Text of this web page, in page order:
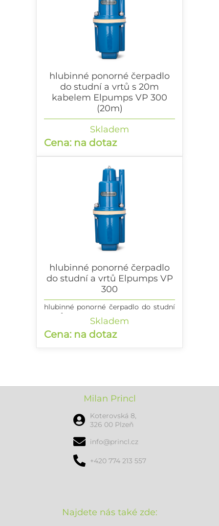
hlubinné ponorné čerpadlo
do studní a vrtů s 20m
kabelem Elpumps VP 300
(20m)
hlubinné ponorné čerpadlo do studní
a vrtů s 20m kabelem
Skladem
Cena: na dotaz
hlubinné ponorné čerpadlo
do studní a vrtů Elpumps VP
300
hlubinné ponorné čerpadlo do studní
a vrtů
Skladem
Cena: na dotaz
Milan Princl
Koterovská 8,
326 00 Plzeň
info@princl.cz
+420 774 213 557
Najdete nás také zde: